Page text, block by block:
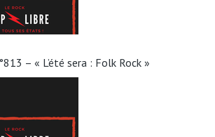
– « L’été sera : Folk Rock »